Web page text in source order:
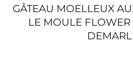
GÂTEAU MOELLEUX
LE MOULE